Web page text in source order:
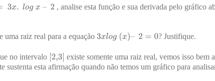
, analise esta função e sua derivada pelo gráfico
uma raiz real para a equação ? Justifique.
no intervalo
existe somente uma raiz real, vemos isso bem
sustenta esta afirmação quando não temos um gráfico para